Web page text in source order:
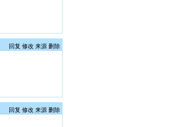
回复 修改 来源 删除
回复 修改 来源 删除